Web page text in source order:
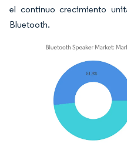
el continuo crecimiento
Bluetooth.